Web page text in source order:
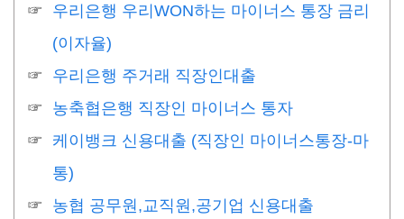
우리은행 우리WON하는 마이너스 통장 금리
(이자율)
우리은행 주거래 직장인대출
농축협은행 직장인 마이너스 통자
케이뱅크 신용대출 (직장인 마이너스통장-마
통)
농협 공무원,교직원,공기업 신용대출